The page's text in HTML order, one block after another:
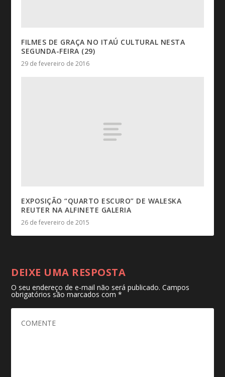
FILMES DE GRAÇA NO ITAÚ CULTURAL NESTA
SEGUNDA-FEIRA (29)
29 de fevereiro de 2016
EXPOSIÇÃO “QUARTO ESCURO” DE WALESKA
REUTER NA ALFINETE GALERIA
26 de fevereiro de 2015
DEIXE UMA RESPOSTA
O seu endereço de e-mail não será publicado. Campos
obrigatórios são marcados com*